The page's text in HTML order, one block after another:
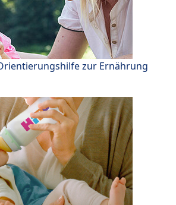
zur Ernährung